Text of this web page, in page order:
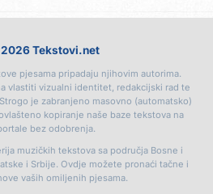
06.08
06.08
mu onu našu
06.08
6 395
grudima 6 363
mačka do mene
ćemo šta nam srce zna 5 877
Tekstovi.net
pjesama pripadaju njihovim autorima.
vlastiti vizualni identitet, redakcijski rad te
je zabranjeno masovno (automatsko)
kopiranje naše baze tekstova na
bez odobrenja.
muzičkih tekstova sa područja Bosne i
i Srbije. Ovdje možete pronaći tačne i
vaših omiljenih pjesama.